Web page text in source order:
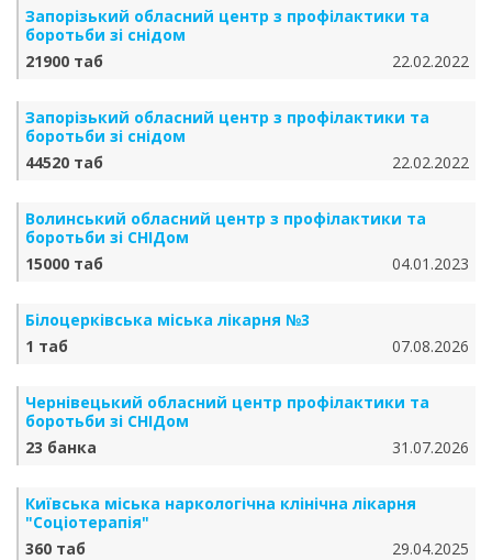
Запорізький обласний центр з профілактики та
боротьби зі снідом
21900 таб
22.02.2022
Запорізький обласний центр з профілактики та
боротьби зі снідом
44520 таб
22.02.2022
Волинський обласний центр з профілактики та
боротьби зі СНІДом
15000 таб
04.01.2023
Білоцерківська міська лікарня №3
1 таб
07.08.2026
Чернівецький обласний центр профілактики та
боротьби зі СНІДом
23 банка
31.07.2026
Київська міська наркологічна клінічна лікарня
"Соціотерапія"
360 таб
29.04.2025